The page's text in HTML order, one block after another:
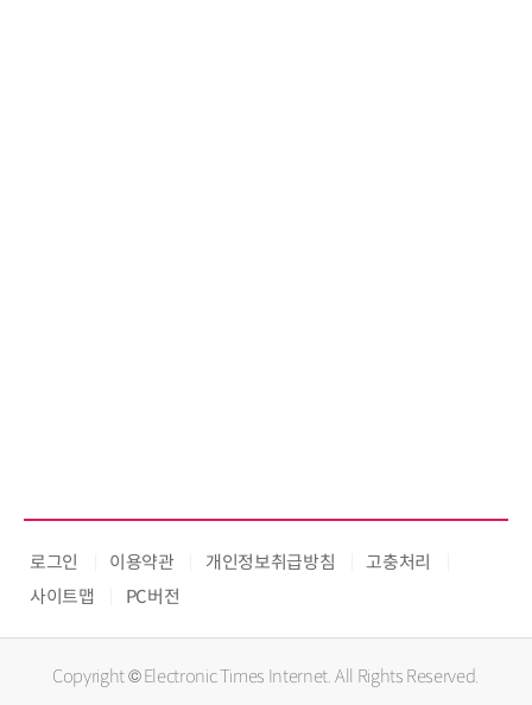
로그인 이용약관 개인정보취급방침
고충처리
사이트맵
PC버전
Copyright © Electronic Times Internet. All Rights Reserved.